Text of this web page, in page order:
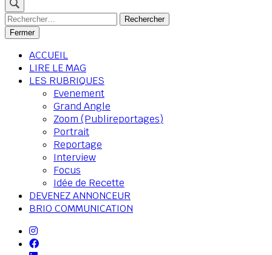
Rechercher :
Fermer
ACCUEIL
LIRE LE MAG
LES RUBRIQUES
Evenement
Grand Angle
Zoom (Publireportages)
Portrait
Reportage
Interview
Focus
Idée de Recette
DEVENEZ ANNONCEUR
BRIO COMMUNICATION